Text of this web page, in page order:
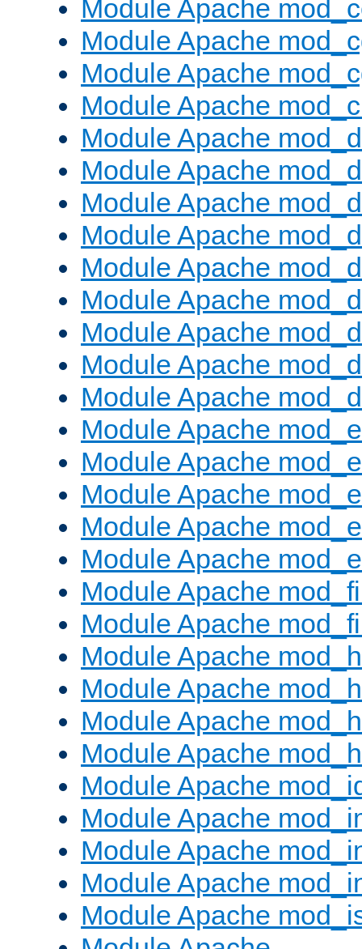
Module Apache
Module Apache
Module Apache
Module Apache
Module Apache
Module Apache
Module Apache
Module Apache
Module Apache
Module Apache
Module Apache
Module Apache
Module Apache
Module Apache
Module Apache
Module Apache
Module Apache
Module Apache
Module Apache
Module Apache
Module Apache
Module Apache
Module Apache
Module Apache
Module Apache
Module Apache
Module Apache
Module Apache
Module Apache